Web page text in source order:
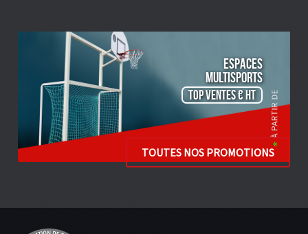
ESPACES
Multisports
TOP VENTES € HT
TOUTES NOS PROMOTIONS